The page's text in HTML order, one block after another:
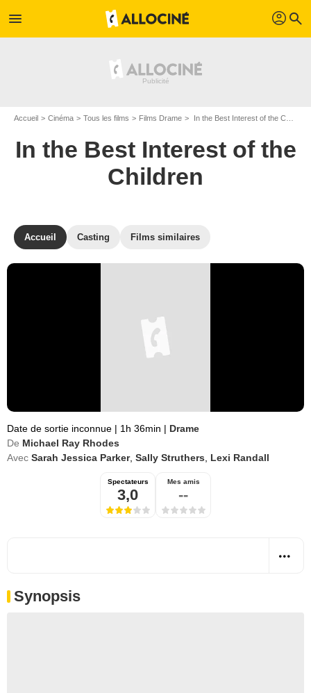
menu profil search
Accueil Cinéma Tous les films Films Drame In the Best Interest of the Children de Michael Ray Rhodes
In the Best Interest of the
Children
Accueil Casting Films similaires
Date de sortie inconnue | 1h 36min | Drame
De Michael Ray Rhodes
Avec Sarah Jessica Parker, Sally Struthers Lexi Randall
Spectateurs
3,0
Mes amis
--
Synopsis